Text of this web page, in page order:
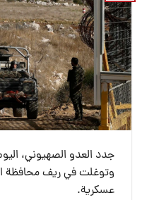
جدد العدو الصهيوني،
عسكرية.